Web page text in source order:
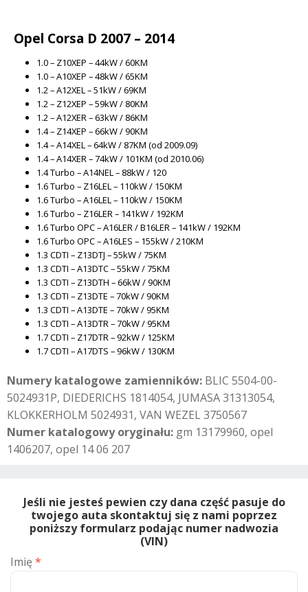
Opel Corsa D 2007 – 2014
1.0 – Z10XEP – 44kW / 60KM
1.0 – A10XEP – 48kW / 65KM
1.2 – A12XEL – 51kW / 69KM
1.2 – Z12XEP – 59kW / 80KM
1.2 – A12XER – 63kW / 86KM
1.4 – Z14XEP – 66kW / 90KM
1.4 – A14XEL – 64kW / 87KM (od 2009.09)
1.4 – A14XER – 74kW / 101KM (od 2010.06)
1.4 Turbo – A14NEL – 88kW / 120
1.6 Turbo – Z16LEL – 110kW / 150KM
1.6 Turbo – A16LEL – 110kW / 150KM
1.6 Turbo – Z16LER – 141kW / 192KM
1.6 Turbo OPC – A16LER / B16LER – 141kW / 192KM
1.6 Turbo OPC – A16LES – 155kW / 210KM
1.3 CDTI – Z13DTJ – 55kW / 75KM
1.3 CDTI – A13DTC – 55kW / 75KM
1.3 CDTI – Z13DTH – 66kW / 90KM
1.3 CDTI – Z13DTE – 70kW / 90KM
1.3 CDTI – A13DTE – 70kW / 95KM
1.3 CDTI – A13DTR – 70kW / 95KM
1.7 CDTI – Z17DTR – 92kW / 125KM
1.7 CDTI – A17DTS – 96kW / 130KM
Numery katalogowe zamienników: BLIC 5504-00-
5024931P, DIEDERICHS 1814054, JUMASA 31313054,
KLOKKERHOLM 5024931, VAN WEZEL 3750567
Numer katalogowy oryginału: gm 13179960, opel
1406207, opel 14 06 207
Jeśli nie jesteś pewien czy dana część pasuje do
twojego auta skontaktuj się z nami poprzez
poniższy formularz podając numer nadwozia
(VIN)
Imię *